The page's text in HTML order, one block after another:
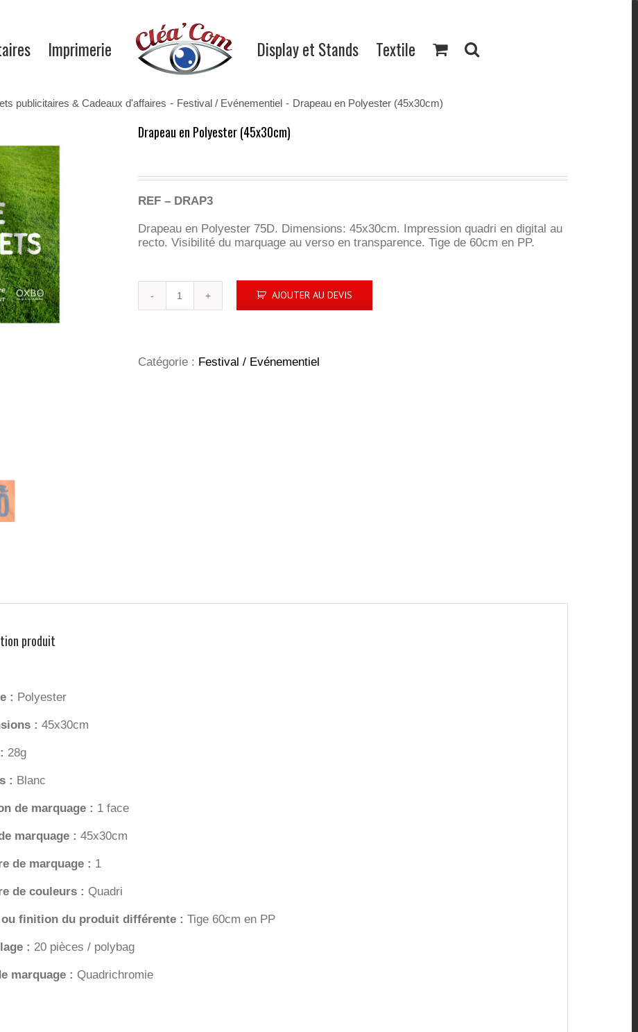
Imprimerie Display et Stands Textile
publicitaires & Cadeaux d'affaires - Festival / Evénementiel - Drapeau en Polyester (45x30cm)
Drapeau en Polyester (45x30cm)
REF – DRAP3
Drapeau en Polyester 75D. Dimensions: 45x30cm. Impression quadri en digital au
recto. Visibilité du marquage au verso en transparence. Tige de 60cm en PP.
de
(45x30cm)
AJOUTER AU DEVIS
Catégorie : Festival / Evénementiel
produit
: Polyester
: 45x30cm
28g
: Blanc
de marquage : 1 face
marquage : 45x30cm
de marquage : 1
de couleurs : Quadri
ou finition du produit différente : Tige 60cm en PP
: 20 pièces / polybag
marquage : Quadrichromie